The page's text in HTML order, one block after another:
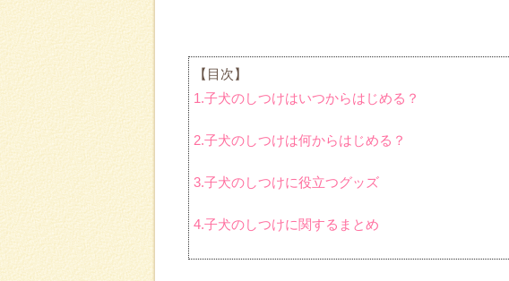
【目次】
1.子犬のしつけはいつからはじめる？
2.子犬のしつけは何からはじめる？
3.子犬のしつけに役立つグッズ
4.子犬のしつけに関するまとめ